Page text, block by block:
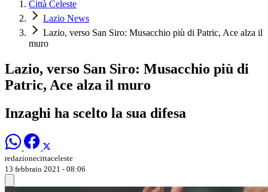
Città Celeste
Lazio News
Lazio, verso San Siro: Musacchio più di Patric, Ace alza il
muro
Lazio, verso San Siro: Musacchio più di
Patric, Ace alza il muro
Inzaghi ha scelto la sua difesa
redazionecittaceleste
13 febbraio 2021 - 08:06